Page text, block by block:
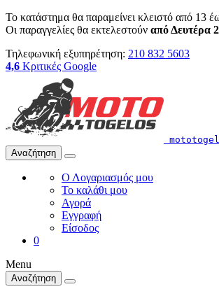
Το κατάστημα θα παραμείνει κλειστό από 13
Οι παραγγελίες θα εκτελεστούν από Δευτέρα
Τηλεφωνική εξυπηρέτηση: 210 832 5603
4,6 Κριτικές Google
Αναζήτηση
Ο Λογαριασμός μου
Το καλάθι μου
Αγορά
Εγγραφή
Είσοδος
0
Menu
Αναζήτηση